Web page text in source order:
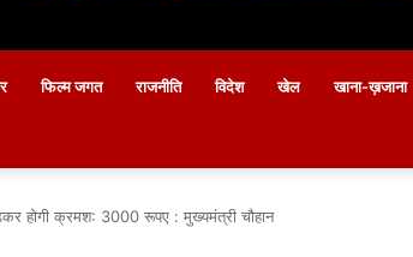
फिल्म जगत राजनीति विदेश खेल खाना-ख़जाना
होगी क्रमश: 3000 रूपए : मुख्यमंत्री चौहान